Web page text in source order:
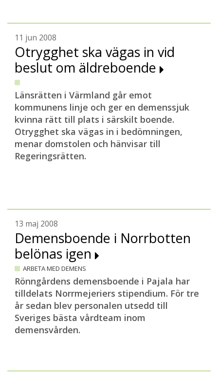
11 jun 2008
Otrygghet ska vägas in vid
beslut om äldreboende
Länsrätten i Värmland går emot
kommunens linje och ger en demenssjuk
kvinna rätt till plats i särskilt boende.
Otrygghet ska vägas in i bedömningen,
menar domstolen och hänvisar till
Regeringsrätten.
13 maj 2008
Demensboende i Norrbotten
belönas igen
ARBETA MED DEMENS
Rönngårdens demensboende i Pajala har
tilldelats Norrmejeriers stipendium. För tre
år sedan blev personalen utsedd till
Sveriges bästa vårdteam inom
demensvården.